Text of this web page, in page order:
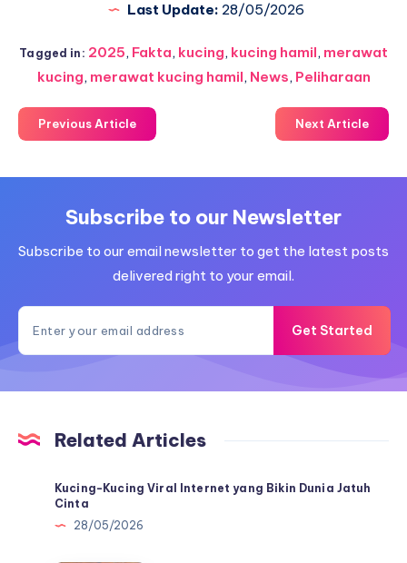
Last Update: 28/05/2026
Tagged in: 2025, Fakta, kucing, kucing hamil, merawat
kucing, merawat kucing hamil, News, Peliharaan
Previous Article Next Article
Subscribe to our Newsletter
Subscribe to our email newsletter to get the latest posts
delivered right to your email.
Get Started
Related Articles
Kucing-Kucing Viral Internet yang Bikin Dunia Jatuh
Cinta
28/05/2026